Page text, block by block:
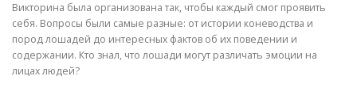
Викторина была организована так, чтобы каждый смог проявить
себя. Вопросы были самые разные: от истории коневодства и
пород лошадей до интересных фактов об их поведении и
содержании. Кто знал, что лошади могут различать эмоции на
лицах людей?